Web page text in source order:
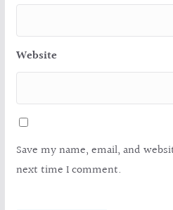
Website
Save my name, email, and
next time I comment.